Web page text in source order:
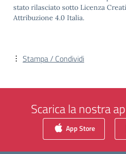
stato rilasciato sotto Licenza
Attribuzione 4.0 Italia.
Stampa / Condividi
Scarica la nostra
App Store